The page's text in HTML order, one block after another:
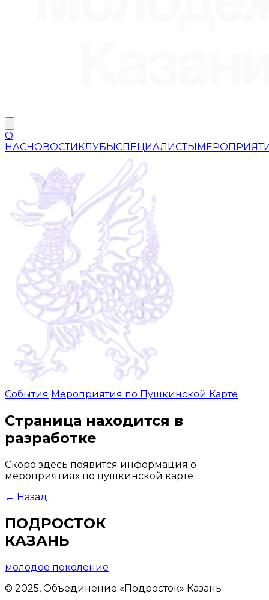
О
НАСНОВОСТИКЛУБЫСПЕЦИАЛИСТЫ
События Мероприятия по Пушкинской Карте
Страница находится в
разработке
Скоро здесь появится информация о
мероприятиях по пушкинской карте
← Назад
ПОДРОСТОК
КАЗАНЬ
молодое поколение
© 2025, Объединение «Подросток» Казань